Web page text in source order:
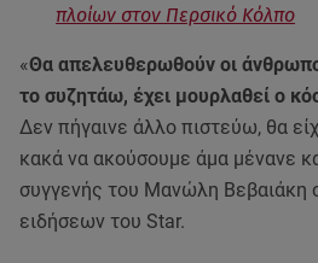
πλοίων στον Περσικό Κόλπο
«Θα απελευθερωθούν οι
το συζητάω, έχει μουρλαθεί ο
Δεν πήγαινε άλλο πιστεύω, θα
κακά να ακούσουμε άμα μένανε
συγγενής του Μανώλη Βεβαιάκη
ειδήσεων του Star.